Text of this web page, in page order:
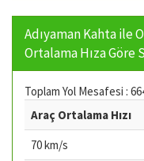
Adıyaman Kahta ile
Ortalama Hıza Göre
Toplam Yol Mesafesi :
Araç Ortalama Hızı
70 km/s